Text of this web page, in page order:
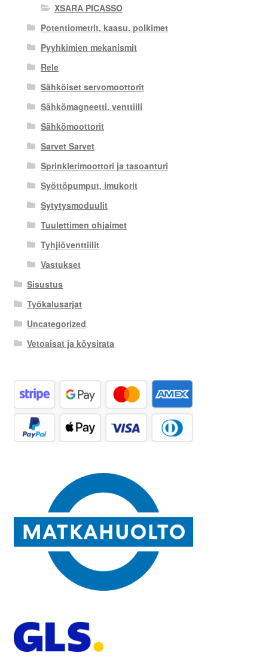
XSARA PICASSO
Potentiometrit, kaasu. polkimet
Pyyhkimien mekanismit
Rele
Sähköiset servomoottorit
Sähkömagneetti. venttiili
Sähkömoottorit
Sarvet Sarvet
Sprinklerimoottori ja tasoanturi
Syöttöpumput, imukorit
Sytytysmoduulit
Tuulettimen ohjaimet
Tyhjiöventtiilit
Vastukset
Sisustus
Työkalusarjat
Uncategorized
Vetoaisat ja köysirata